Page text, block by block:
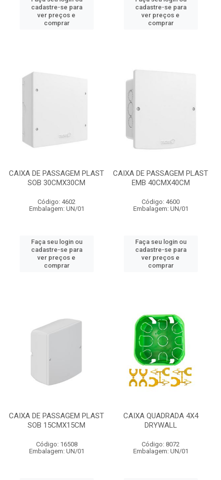
cadastre-se para
ver preços e
comprar
cadastre-se para
ver preços e
comprar
CAIXA DE PASSAGEM PLAST
SOB 30CMX30CM
Código: 4602
Embalagem: UN/01
Faça seu login ou
cadastre-se para
ver preços e
comprar
CAIXA DE PASSAGEM PLAST
EMB 40CMX40CM
Código: 4600
Embalagem: UN/01
Faça seu login ou
cadastre-se para
ver preços e
comprar
CAIXA DE PASSAGEM PLAST
SOB 15CMX15CM
Código: 16508
Embalagem: UN/01
CAIXA QUADRADA 4X4
DRYWALL
Código: 8072
Embalagem: UN/01